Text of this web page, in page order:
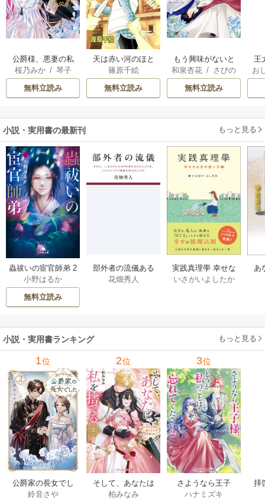
公爵様、悪妻の私
はもう放っておい
てください
桜乃みか/ 琴子
無料立読み
天は赤い河のほと
り
篠原千絵
無料立読み
もう興味がないと
離婚された令嬢の
意外と楽しい新生
活
和泉杏花 / さびの
ぶち
無料立読み
王
こ
二
お
小説・実用書の最新刊 もっと見る
蟲祓いの宦官師弟 2
巻
小野はるか
無料立読み
部外者の流儀ある
日、三木たかしの5
したか 1巻
花畑秀人
実践真理學 幸せな
お金の使い方編 1巻
いさがいよしたか
あ
小説・実用書ランキング もっと見る
1位
公爵家の長女でし
た
鈴音さや
2位
そして、あなたは
私を捨てる
柏みなみ
3位
さようなら王子
様、どうか私のこ
ハナミズキ
拝